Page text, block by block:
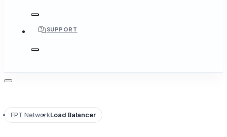
SUPPORT
FPT NetworkLoad Balancer